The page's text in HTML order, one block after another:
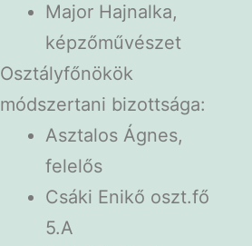
Major Hajnalka,
képzőművészet
Osztályfőnökök
módszertani bizottsága:
Asztalos Ágnes,
felelős
Csáki Enikő oszt.fő
5.A